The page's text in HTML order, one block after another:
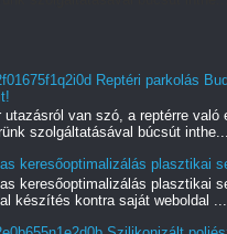
Reptéri parkolás
utazásról van szó, a reptérre
szolgáltatásával búcsút inthe...
keresőoptimalizálás plasztikai
keresőoptimalizálás plasztikai
készítés kontra saját weboldal ...